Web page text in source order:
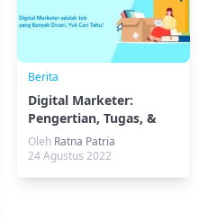
Berita
Digital Marketer:
Pengertian, Tugas, &
Strategi Utamanya
Oleh Ratna Patria
24 Agustus 2022